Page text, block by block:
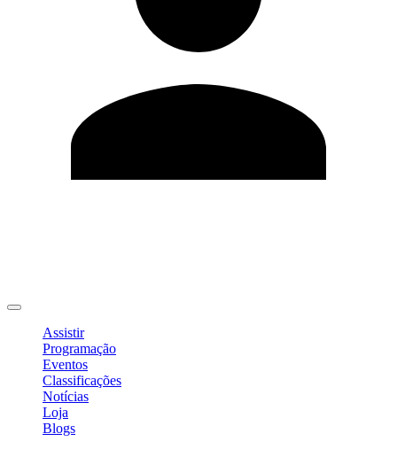
Assistir
Programação
Eventos
Classificações
Notícias
Loja
Blogs